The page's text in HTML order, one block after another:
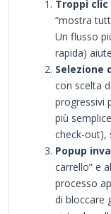
Troppi
“mostra
Un flusso
rapida)
Selezione
con scelta
progressivi
più
check-out),
Popup
carrello” e
processo
di bloccare